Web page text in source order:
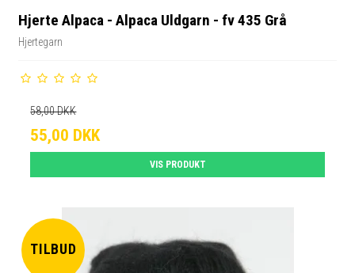
Hjerte Alpaca - Alpaca Uldgarn - fv 435 Grå
Hjertegarn
58,00 DKK
55,00 DKK
VIS PRODUKT
TILBUD